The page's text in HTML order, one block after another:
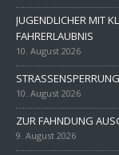
JUGENDLICHER MIT
FAHRERLAUBNIS
10. August 2026
10. August 2026
ZUR FAHNDUNG
9. August 2026